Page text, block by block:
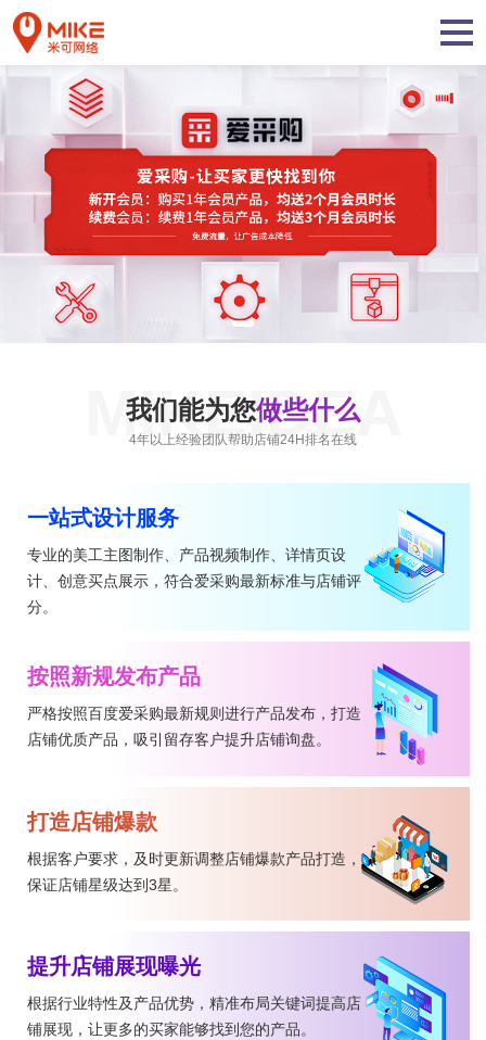
我们能为您做些什么
4年以上经验团队帮助店铺24H排名在线
MIKEIDEA
一站式设计服务
专业的美工主图制作、产品视频制作、详情页设
计、创意买点展示，符合爱采购最新标准与店铺评
分。
按照新规发布产品
严格按照百度爱采购最新规则进行产品发布，打造
店铺优质产品，吸引留存客户提升店铺询盘。
打造店铺爆款
根据客户要求，及时更新调整店铺爆款产品打造，
保证店铺星级达到3星。
提升店铺展现曝光
根据行业特性及产品优势，精准布局关键词提高店
铺展现，让更多的买家能够找到您的产品。